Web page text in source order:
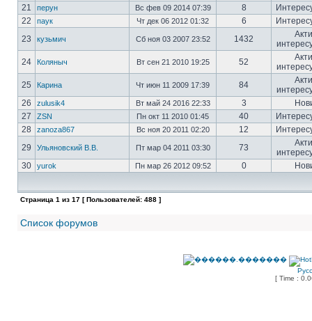
21
перун Вс фев 09 2014 07:39 8
22
паук Чт дек 06 2012 01:32 6
23
кузьмич Сб ноя 03 2007 23:52 1432
24
Коляныч Вт сен 21 2010 19:25 52
25
Карина Чт июн 11 2009 17:39 84
26
zulusik4 Вт май 24 2016 22:33 3
27
ZSN Пн окт 11 2010 01:45 40
28
zanoza867 Вс ноя 20 2011 02:20 12
29
Ульяновский В.В. Пт мар 04 2011 03:30 73
30
yurok Пн мар 26 2012 09:52 0
Страница 1 из 17 [ Пользователей: 488 ]
Список форумов
[ Time :